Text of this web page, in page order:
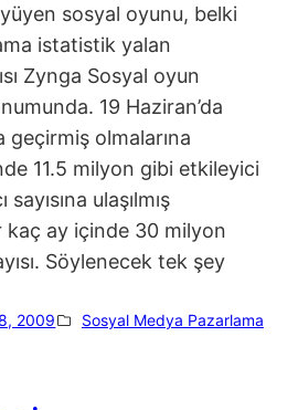
sosyal oyunu, belki
istatistik yalan
Zynga Sosyal oyun
19 Haziran’da
geçirmiş olmalarına
11.5 milyon gibi etkileyici
ulaşılmış
kaç ay içinde 30 milyon
Söylenecek tek şey
2009 Sosyal Medya Pazarlama